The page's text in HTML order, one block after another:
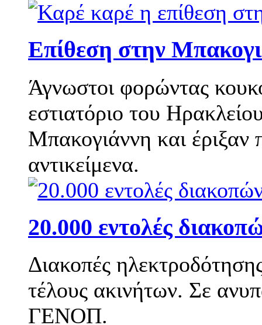
Eπίθεση στην
Άγνωστοι φορώντας
εστιατόριο του
Μπακογιάννη και έριξαν
αντικείμενα.
20.000 εντολές
Διακοπές
τέλους ακινήτων. Σε
ΓΕΝΟΠ.